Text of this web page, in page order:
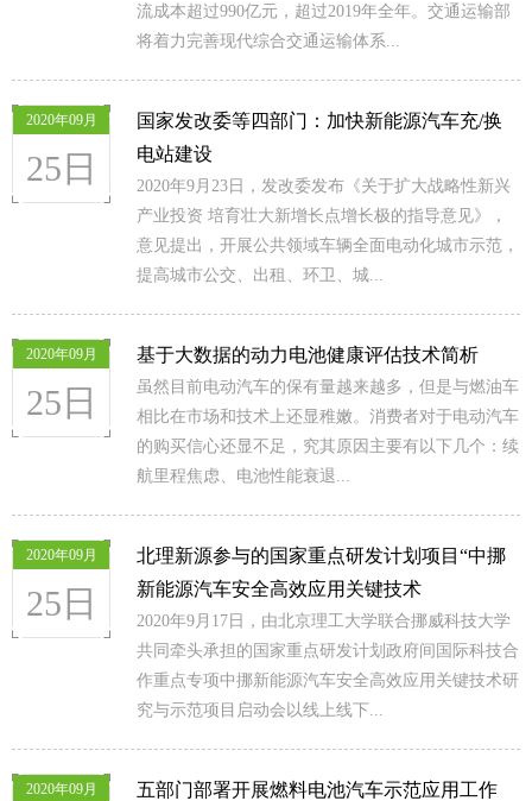
流成本超过990亿元，超过2019年全年。交通运输部
将着力完善现代综合交通运输体系...
2020年09月
25日
国家发改委等四部门：加快新能源汽车充/换
电站建设
2020年9月23日，发改委发布《关于扩大战略性新兴
产业投资 培育壮大新增长点增长极的指导意见》，
意见提出，开展公共领域车辆全面电动化城市示范，
提高城市公交、出租、环卫、城...
2020年09月
25日
基于大数据的动力电池健康评估技术简析
虽然目前电动汽车的保有量越来越多，但是与燃油车
相比在市场和技术上还显稚嫩。消费者对于电动汽车
的购买信心还显不足，究其原因主要有以下几个：续
航里程焦虑、电池性能衰退...
2020年09月
25日
北理新源参与的国家重点研发计划项目“中挪
新能源汽车安全高效应用关键技术
2020年9月17日，由北京理工大学联合挪威科技大学
共同牵头承担的国家重点研发计划政府间国际科技合
作重点专项中挪新能源汽车安全高效应用关键技术研
究与示范项目启动会以线上线下...
2020年09月 五部门部署开展燃料电池汽车示范应用工作